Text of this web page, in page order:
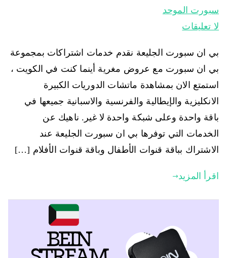
سبورت الموحد
لا تعليقات
بي ان سبورت الجليعة نقدم خدمات اشتراكات بمجموعة
بي ان سبورت مع عروض مغرية أينما كنت في الكويت ،
استمتع الان بمشاهدة ماتشات الدوريات الكبيرة
الانكليزية والإيطالية والفرنسية والاسبانية جميعها في
باقة واحدة وعلى شبكة واحدة لا غير. ناهيك عن
الخدمات التي توفرها بي ان سبورت الجليعة عند
الاشتراك بباقة قنوات الأطفال وباقة قنوات الأفلام […]
اقرأ المزيد